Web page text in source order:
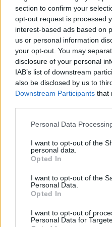
section to confirm your
opt-out request is processed
interest-based ads based on
us or personal information
your opt-out. You may
disclosure of your personal
IAB’s list of downstream
also be disclosed by us to
Downstream Participants that
Personal Data
I want to opt-out of the
personal data.
Opted In
I want to opt-out of the
Personal Data.
Opted In
I want to opt-out of
Personal Data for
στην
ΧΤΕΣ
Ο
στο
Φοβερή ιστορία στον
εισιτηρίου διαρκείας